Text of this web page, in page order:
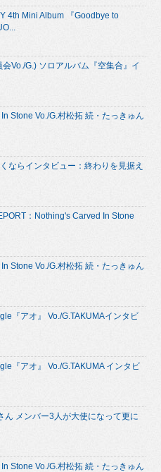
4th Mini Album 『Goodbye to
Vo./G.) ソロアルバム『空集合』イ
Stone Vo./G.村松拓 続・たっきゅん
ならインタビュー：終わりを見据え
：Nothing's Carved In Stone
Stone Vo./G.村松拓 続・たっきゅん
『アオ』 Vo./G.TAKUMAインタビ
『アオ』 Vo./G.TAKUMA インタビ
ん メンバー3人が大使になって更に
Stone Vo./G.村松拓 続・たっきゅん